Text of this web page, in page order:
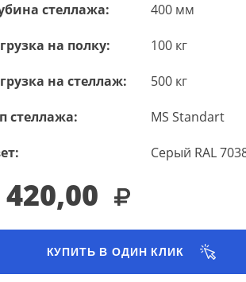
стеллажа: 400 мм
на полку: 100 кг
на стеллаж: 500 кг
стеллажа: MS Standart
Серый RAL
420,00
КУПИТЬ В ОДИН КЛИК